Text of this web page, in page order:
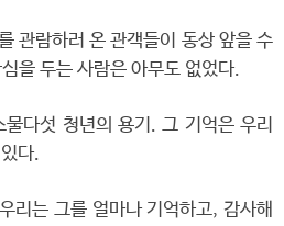
관람하러 온 관객들이 동상 앞을 수
을 두는 사람은 아무도 없었다.
다섯 청년의 용기. 그 기억은 우리
다.
리는 그를 얼마나 기억하고, 감사해